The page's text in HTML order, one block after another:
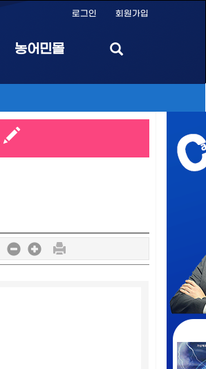
로그인 회원가입
농어민몰